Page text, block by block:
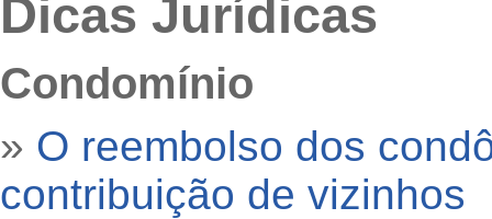
Dicas Jurídicas
Condomínio
» O reembolso dos
contribuição de vizinhos